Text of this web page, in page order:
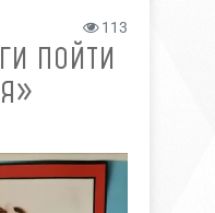
113
ПОЙТИ